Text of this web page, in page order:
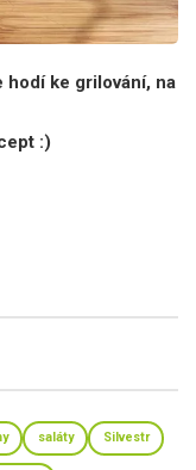
hodí ke grilování, na
:)
saláty Silvestr